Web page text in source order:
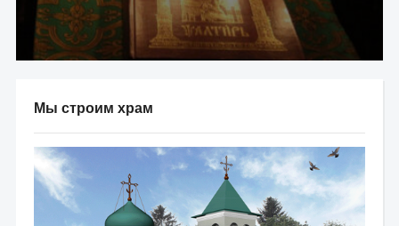
Мы строим храм